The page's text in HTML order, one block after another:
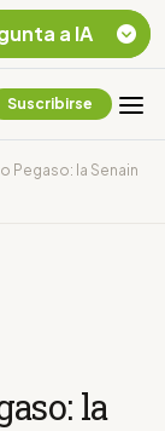
Suscribirse
Pegaso: la Senain
la
a IA
Ecuador